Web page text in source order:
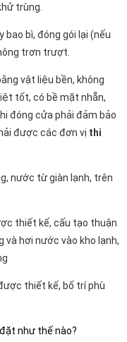
trùng.
bao bì, đóng gói lại (nếu
trơn trượt.
vật liệu bền, không
tốt, có bề mặt nhẵn,
đóng cửa phải đảm bảo
được các đơn vị thi
nước từ giàn lạnh, trên
thiết kế, cấu tạo thuận
và hơi nước vào kho lạnh,
thiết kế, bố trí phù
như thế nào?